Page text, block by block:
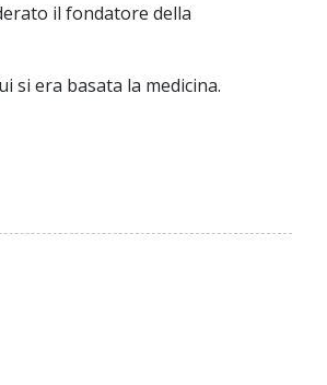
il fondatore della
si era basata la medicina.